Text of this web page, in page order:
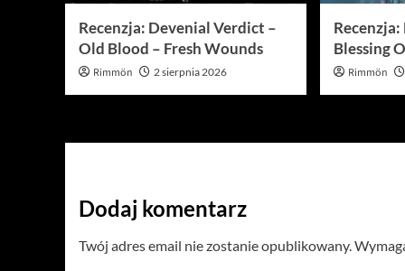
Recenzja: Devenial Verdict –
Old Blood – Fresh Wounds
Rimmön 2 sierpnia 2026
Blessing
Rimmön
Dodaj komentarz
Twój adres email nie zostanie opublikowany.